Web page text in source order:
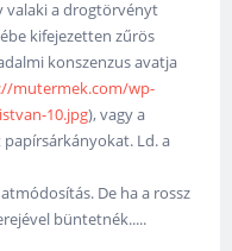
valaki a drogtörvényt
kifejezetten zűrös
konszenzus avatja
mutermek.com/wp-
10.jpg), vagy a
Ld. a
De ha a rossz
büntetnék.....